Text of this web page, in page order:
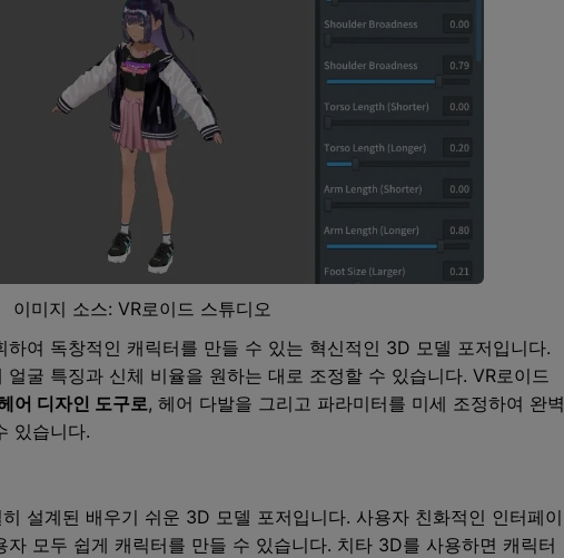
이미지 소스: VR로이드 스튜디오
여 독창적인 캐릭터를 만들 수 있는 혁신적인 3D 모델 포저입니다.
굴 특징과 신체 비율을 원하는 대로 조정할 수 있습니다. VR로이드
어 디자인 도구로, 헤어 다발을 그리고 파라미터를 미세 조정하여 완벽
있습니다.
설계된 배우기 쉬운 3D 모델 포저입니다. 사용자 친화적인 인터페이
모두 쉽게 캐릭터를 만들 수 있습니다. 치타 3D를 사용하면 캐릭터